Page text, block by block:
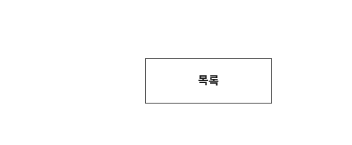
목록